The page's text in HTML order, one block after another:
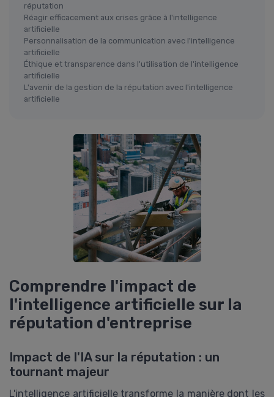
réputation
Réagir efficacement aux crises grâce à l'intelligence
artificielle
Personnalisation de la communication avec l'intelligence
artificielle
Éthique et transparence dans l'utilisation de l'intelligence
artificielle
L'avenir de la gestion de la réputation avec l'intelligence
artificielle
Comprendre l'impact de
l'intelligence artificielle sur la
réputation d'entreprise
Impact de l'IA sur la réputation : un
tournant majeur
L'intelligence artificielle transforme la manière dont les